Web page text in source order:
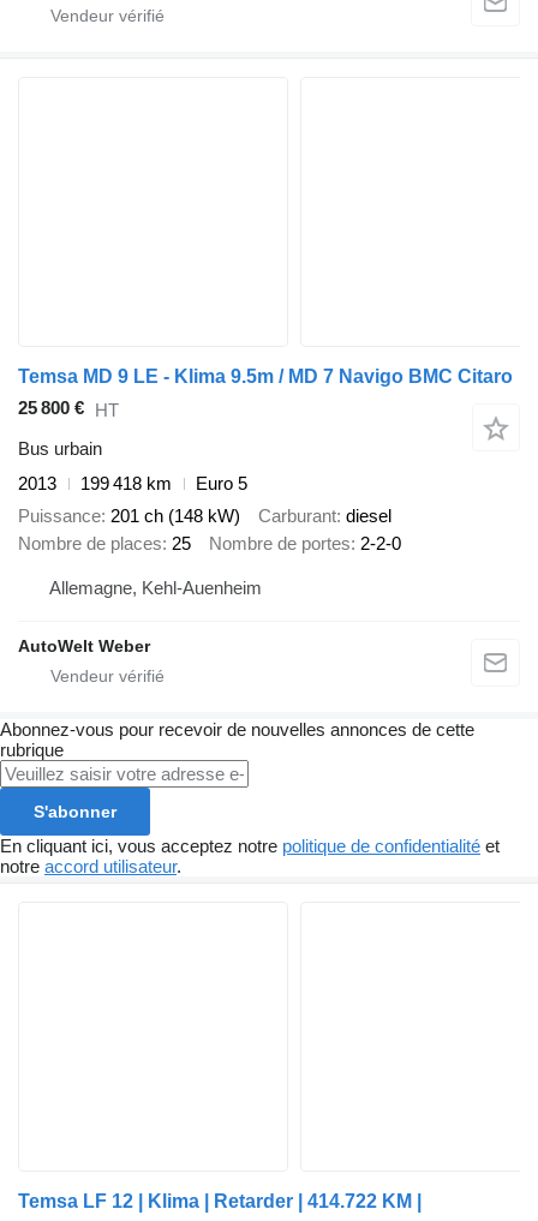
Temsa MD 9 LE - Klima 9.5m / MD 7 Navigo BMC Citaro
25 800 € HT
Bus urbain
2013
199 418 km
Euro 5
Puissance 201 ch (148 kW) Carburant diesel
Nombre de places 25 Nombre de portes 2-2-0
Allemagne, Kehl-Auenheim
AutoWelt Weber
Abonnez-vous pour recevoir de nouvelles annonces de cette
rubrique
S'abonner
En cliquant ici, vous acceptez notre politique de confidentialité et
notre accord utilisateur.
Temsa LF 12 | Klima | Retarder | 414.722 KM |